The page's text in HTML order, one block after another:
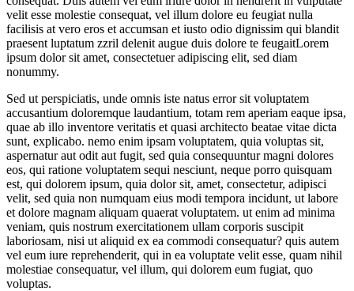
velit esse molestie consequat, vel illum dolore eu feugiat nulla
facilisis at vero eros et accumsan et iusto odio dignissim qui blandit
praesent luptatum zzril delenit augue duis dolore te feugaitLorem
ipsum dolor sit amet, consectetuer adipiscing elit, sed diam
nonummy.
Sed ut perspiciatis, unde omnis iste natus error sit voluptatem
accusantium doloremque laudantium, totam rem aperiam eaque ipsa,
quae ab illo inventore veritatis et quasi architecto beatae vitae dicta
sunt, explicabo. nemo enim ipsam voluptatem, quia voluptas sit,
aspernatur aut odit aut fugit, sed quia consequuntur magni dolores
eos, qui ratione voluptatem sequi nesciunt, neque porro quisquam
est, qui dolorem ipsum, quia dolor sit, amet, consectetur, adipisci
velit, sed quia non numquam eius modi tempora incidunt, ut labore
et dolore magnam aliquam quaerat voluptatem. ut enim ad minima
veniam, quis nostrum exercitationem ullam corporis suscipit
laboriosam, nisi ut aliquid ex ea commodi consequatur? quis autem
vel eum iure reprehenderit, qui in ea voluptate velit esse, quam nihil
molestiae consequatur, vel illum, qui dolorem eum fugiat, quo
voluptas.